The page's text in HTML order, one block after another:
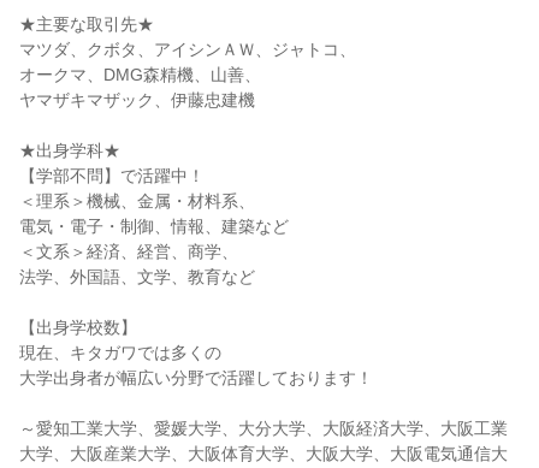
★主要な取引先★
マツダ、クボタ、アイシンＡＷ、ジャトコ、
オークマ、DMG森精機、山善、
ヤマザキマザック、伊藤忠建機
★出身学科★
【学部不問】で活躍中！
＜理系＞機械、金属・材料系、
電気・電子・制御、情報、建築など
＜文系＞経済、経営、商学、
法学、外国語、文学、教育など
【出身学校数】
現在、キタガワでは多くの
大学出身者が幅広い分野で活躍しております！
～愛知工業大学、愛媛大学、大分大学、大阪経済大学、大阪工業
大学、大阪産業大学、大阪体育大学、大阪大学、大阪電気通信大